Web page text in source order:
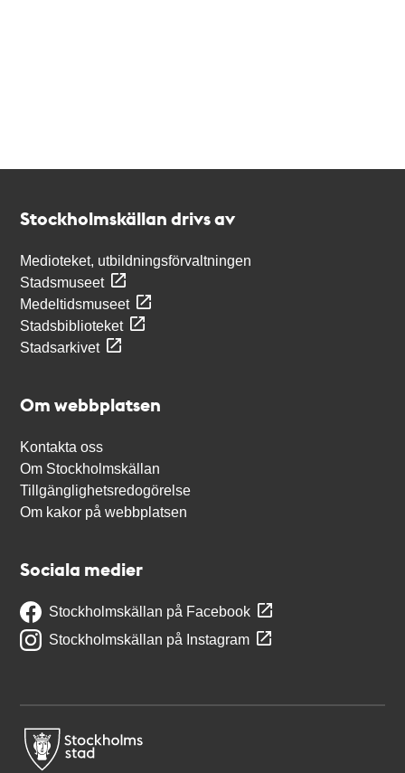
Stockholmskällan drivs av
Medioteket, utbildningsförvaltningen
Stadsmuseet
Medeltidsmuseet
Stadsbiblioteket
Stadsarkivet
Om webbplatsen
Kontakta oss
Om Stockholmskällan
Tillgänglighetsredogörelse
Om kakor på webbplatsen
Sociala medier
Stockholmskällan på Facebook
Stockholmskällan på Instagram